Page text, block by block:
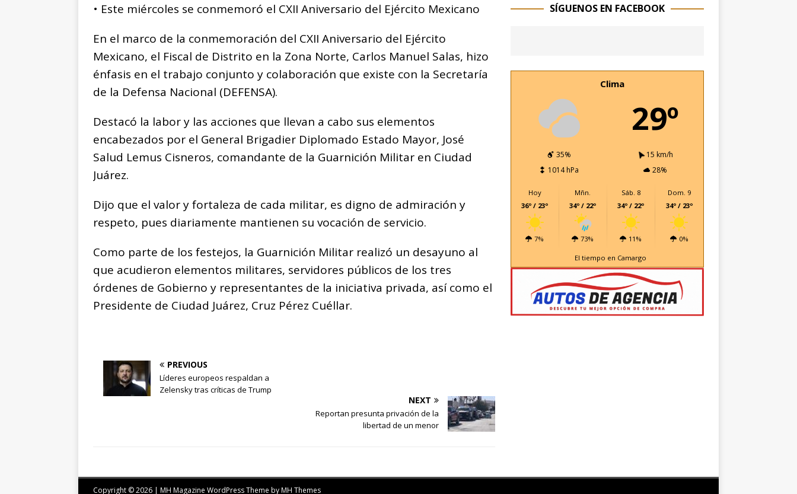
c
e
b
o
o
at
s
A
p
p
ss
e
n
g
e
ai
l
p
y
Li
n
k
m
p
ar
ti
r
• Este miércoles se conmemoró el CXII Aniversario del Ejército Mexicano
En el marco de la conmemoración del CXII Aniversario del Ejército
Mexicano, el Fiscal de Distrito en la Zona Norte, Carlos Manuel Salas, hizo
énfasis en el trabajo conjunto y colaboración que existe con la Secretaría
de la Defensa Nacional (DEFENSA).
Destacó la labor y las acciones que llevan a cabo sus elementos
encabezados por el General Brigadier Diplomado Estado Mayor, José
Salud Lemus Cisneros, comandante de la Guarnición Militar en Ciudad
Juárez.
Dijo que el valor y fortaleza de cada militar, es digno de admiración y
respeto, pues diariamente mantienen su vocación de servicio.
Como parte de los festejos, la Guarnición Militar realizó un desayuno al
que acudieron elementos militares, servidores públicos de los tres
órdenes de Gobierno y representantes de la iniciativa privada, así como el
Presidente de Ciudad Juárez, Cruz Pérez Cuéllar.
PREVIOUS
Líderes europeos respaldan a
Zelensky tras críticas de Trump
NEXT
Reportan presunta privación de la
libertad de un menor
SÍGUENOS EN FACEBOOK
Clima
29º
35%
15 km/h
1014 hPa
28%
Hoy
36º / 23º
7%
Mñn.
34º / 22º
73%
Sáb. 8
34º / 22º
11%
Dom. 9
34º / 23º
0%
El tiempo en Camargo
Copyright © 2026 | MH Magazine WordPress Theme byMH Themes